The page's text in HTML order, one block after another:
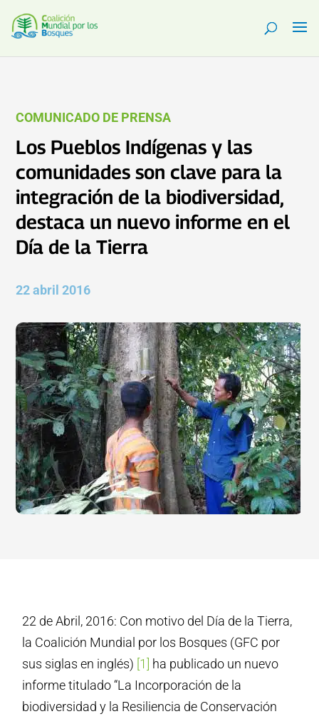
COMUNICADO DE PRENSA
Los Pueblos Indígenas y las
comunidades son clave para la
integración de la biodiversidad,
destaca un nuevo informe en el
Día de la Tierra
22 abril 2016
22 de Abril, 2016: Con motivo del Día de la Tierra,
la Coalición Mundial por los Bosques (GFC por
sus siglas en inglés) [1]
ha publicado un nuevo
informe titulado “La Incorporación de la
biodiversidad y la Resiliencia de Conservación